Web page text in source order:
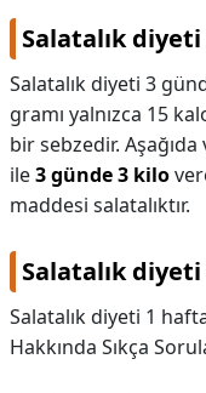
Salatalık
Salatalık diyeti 3
gramı yalnızca 15
bir sebzedir.
ile3 günde 3 kilo
maddesi salatalıktır.
Salatalık
Salatalık diyeti 1
Hakkında Sıkça